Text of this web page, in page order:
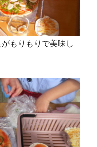
もりもりで美味し